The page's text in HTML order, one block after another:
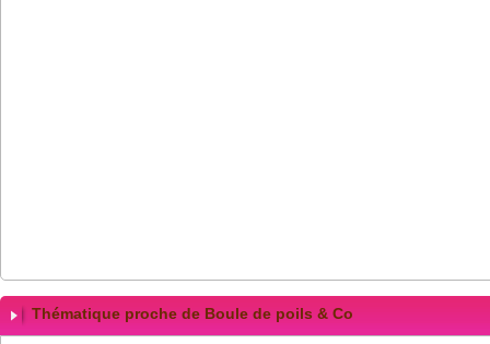
Thématique proche de Boule de poils & Co